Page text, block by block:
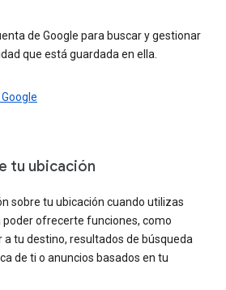
de Google para buscar y gestionar
que está guardada en ella.
tu ubicación
sobre tu ubicación cuando utilizas
ofrecerte funciones, como
a tu destino, resultados de búsqueda
de ti o anuncios basados en tu